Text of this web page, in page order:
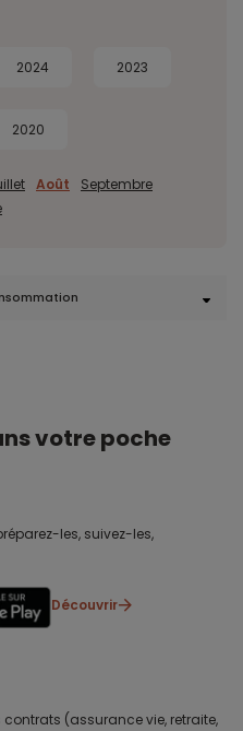
2024 2023
2020
Août
Septembre
votre poche
les, suivez-les,
Découvrir
(assurance vie, retraite,